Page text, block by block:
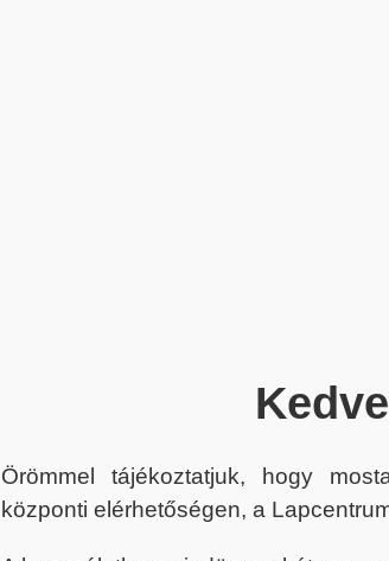
Örömmel tájékoztatjuk, hogy
központi elérhetőségen, a